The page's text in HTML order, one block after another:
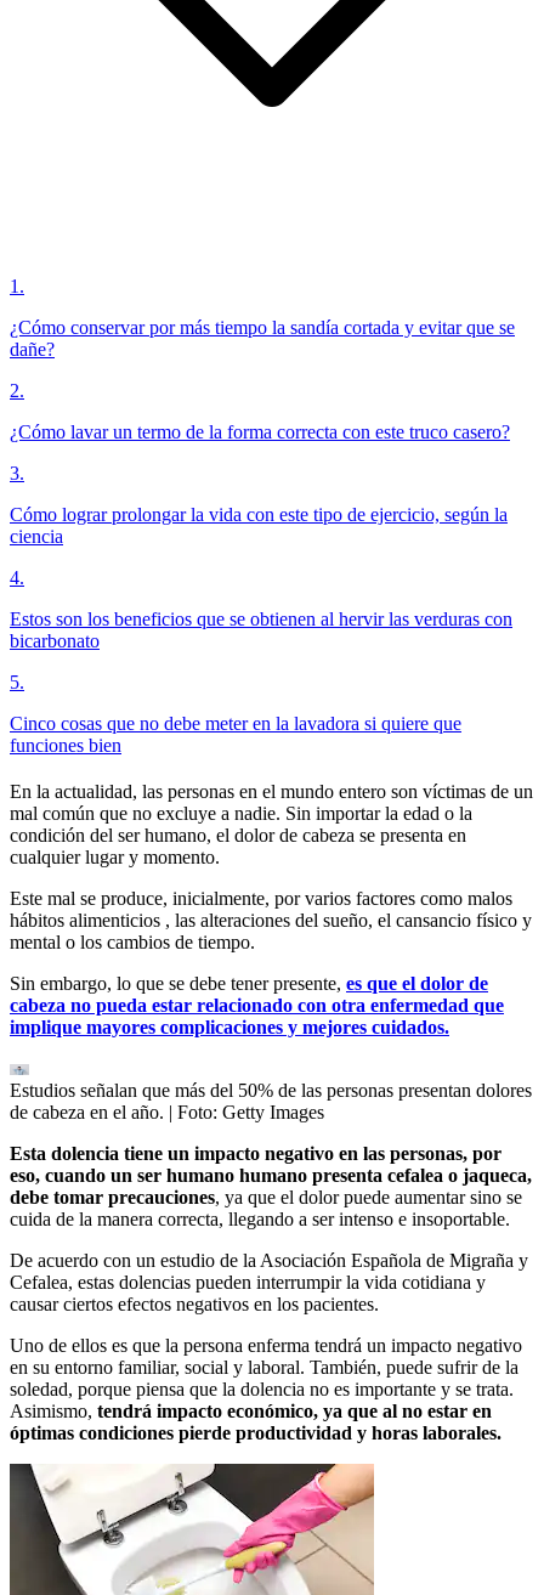
1 .
¿Cómo conservar por más tiempo la sandía cortada y evitar que se
dañe?
2.
¿Cómo lavar un termo de la forma correcta con este truco casero?
3.
Cómo lograr prolongar la vida con este tipo de ejercicio, según la
ciencia
4.
Estos son los beneficios que se obtienen al hervir las verduras con
bicarbonato
5.
Cinco cosas que no debe meter en la lavadora si quiere que
funciones bien
En la actualidad, las personas en el mundo entero son víctimas de un
mal común que no excluye a nadie. Sin importar la edad o la
condición del ser humano, el dolor de cabeza se presenta en
cualquier lugar y momento.
Este mal se produce, inicialmente, por varios factores como malos
hábitos alimenticios , las alteraciones del sueño, el cansancio físico y
mental o los cambios de tiempo.
Sin embargo, lo que se debe tener presente, es que el dolor de
cabeza no pueda estar relacionado con otra enfermedad que
implique mayores complicaciones y mejores cuidados.
Estudios señalan que más del 50% de las personas presentan dolores
de cabeza en el año. | Foto: Getty Images
Esta dolencia tiene un impacto negativo en las personas, por
eso, cuando un ser humano humano presenta cefalea o jaqueca,
debe tomar precauciones, ya que el dolor puede aumentar sino se
cuida de la manera correcta, llegando a ser intenso e insoportable.
De acuerdo con un estudio de la Asociación Española de Migraña y
Cefalea, estas dolencias pueden interrumpir la vida cotidiana y
causar ciertos efectos negativos en los pacientes.
Uno de ellos es que la persona enferma tendrá un impacto negativo
en su entorno familiar, social y laboral. También, puede sufrir de la
soledad, porque piensa que la dolencia no es importante y se trata.
Asimismo, tendrá impacto económico, ya que al no estar en
óptimas condiciones pierde productividad y horas laborales.